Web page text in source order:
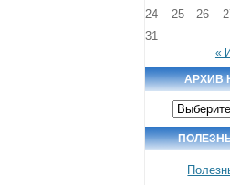
24
25 26
31
«
АРХИВ
Архив
новостей